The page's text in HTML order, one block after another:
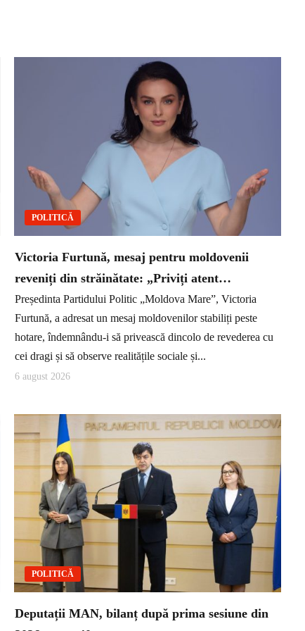
POLITICĂ
Victoria Furtună, mesaj pentru moldovenii
reveniți din străinătate: „Priviți atent…
Președinta Partidului Politic „Moldova Mare”, Victoria
Furtună, a adresat un mesaj moldovenilor stabiliți peste
hotare, îndemnându-i să privească dincolo de revederea cu
cei dragi și să observe realitățile sociale și...
6 august 2026
POLITICĂ
Deputații MAN, bilanț după prima sesiune din